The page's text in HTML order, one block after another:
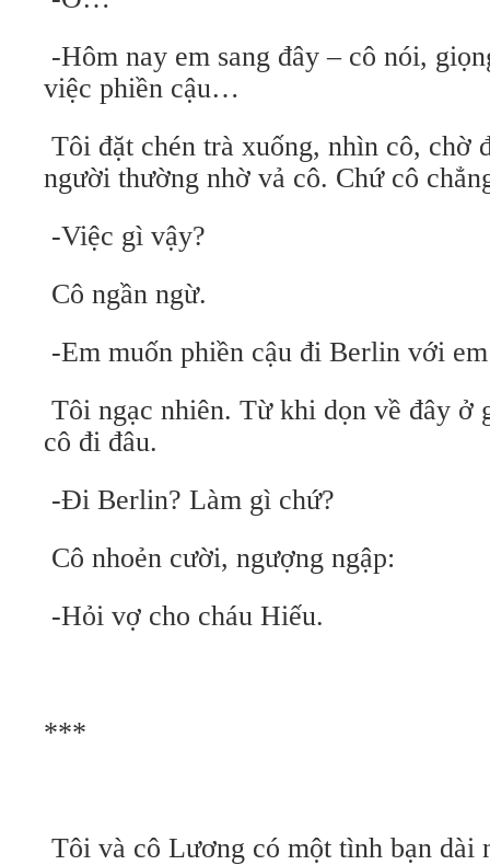
-Hôm nay em sang đây – cô nói,
việc phiền cậu…
Tôi đặt chén trà xuống, nhìn cô, chờ
người thường nhờ vả cô. Chứ cô
-Việc gì vậy?
Cô ngần ngừ.
-Em muốn phiền cậu đi Berlin với
Tôi ngạc nhiên. Từ khi dọn về đây ở
cô đi đâu.
-Đi Berlin? Làm gì chứ?
Cô nhoẻn cười, ngượng ngập:
-Hỏi vợ cho cháu Hiếu.
***
Tôi và cô Lương có một tình bạn dài